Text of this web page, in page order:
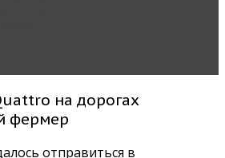
на дорогах
фермер
отправиться в